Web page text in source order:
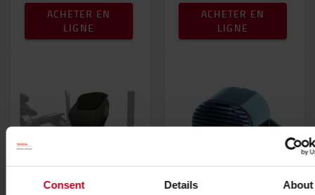
Consent Details About
ACHETER EN
LIGNE
ACHETER EN
LIGNE